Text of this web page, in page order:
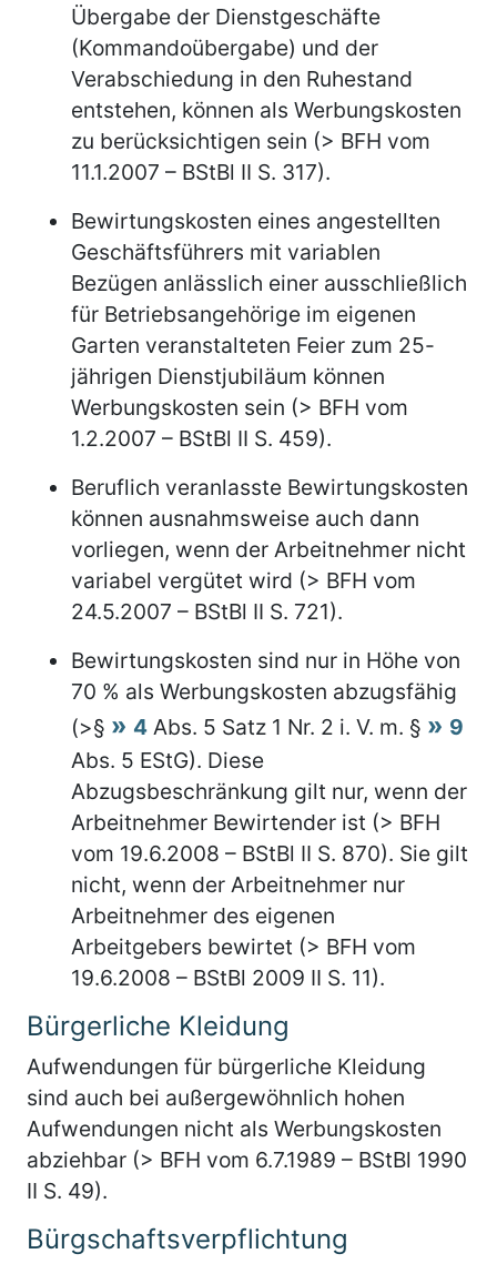
Übergabe der Dienstgeschäfte
(Kommandoübergabe) und der
Verabschiedung in den Ruhestand
entstehen, können als Werbungskosten
zu berücksichtigen sein (> BFH vom
11.1.2007 – BStBl II S. 317).
Bewirtungskosten eines angestellten
Geschäftsführers mit variablen
Bezügen anlässlich einer ausschließlich
für Betriebsangehörige im eigenen
Garten veranstalteten Feier zum 25-
jährigen Dienstjubiläum können
Werbungskosten sein (> BFH vom
1.2.2007 – BStBl II S. 459).
Beruflich veranlasste Bewirtungskosten
können ausnahmsweise auch dann
vorliegen, wenn der Arbeitnehmer nicht
variabel vergütet wird (> BFH vom
24.5.2007 – BStBl II S. 721).
Bewirtungskosten sind nur in Höhe von
70 % als Werbungskosten abzugsfähig
(>§
4 Abs. 5 Satz 1 Nr. 2 i. V. m. §
9
Abs. 5 EStG). Diese
Abzugsbeschränkung gilt nur, wenn der
Arbeitnehmer Bewirtender ist (> BFH
vom 19.6.2008 – BStBl II S. 870). Sie gilt
nicht, wenn der Arbeitnehmer nur
Arbeitnehmer des eigenen
Arbeitgebers bewirtet (> BFH vom
19.6.2008 – BStBl 2009 II S. 11).
Bürgerliche Kleidung
Aufwendungen für bürgerliche Kleidung
sind auch bei außergewöhnlich hohen
Aufwendungen nicht als Werbungskosten
abziehbar (> BFH vom 6.7.1989 – BStBl 1990
II S. 49).
Bürgschaftsverpflichtung